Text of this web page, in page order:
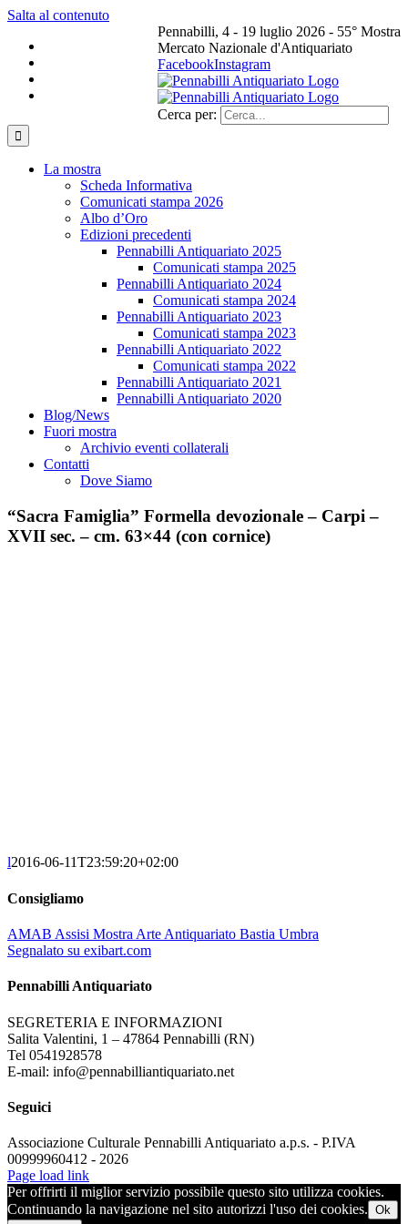
Salta al contenuto
Pennabilli, 4 - 19 luglio 2026 - 55° Mostra
Mercato Nazionale d'Antiquariato
FacebookInstagram
Cerca per:
La mostra
Scheda Informativa
Comunicati stampa 2026
Albo d’Oro
Edizioni precedenti
Pennabilli Antiquariato 2025
Comunicati stampa 2025
Pennabilli Antiquariato 2024
Comunicati stampa 2024
Pennabilli Antiquariato 2023
Comunicati stampa 2023
Pennabilli Antiquariato 2022
Comunicati stampa 2022
Pennabilli Antiquariato 2021
Pennabilli Antiquariato 2020
Blog/News
Fuori mostra
Archivio eventi collaterali
Contatti
Dove Siamo
“Sacra Famiglia” Formella devozionale – Carpi –
XVII sec. – cm. 63×44 (con cornice)
l2016-06-11T23:59:20+02:00
Consigliamo
AMAB Assisi Mostra Arte Antiquariato Bastia Umbra
Segnalato su exibart.com
Pennabilli Antiquariato
SEGRETERIA E INFORMAZIONI
Salita Valentini, 1 – 47864 Pennabilli (RN)
Tel 0541928578
E-mail: info@pennabilliantiquariato.net
Seguici
Associazione Culturale Pennabilli Antiquariato a.p.s. - P.IVA
00999960412 - 2026
Page load link
Per offrirti il miglior servizio possibile questo sito utilizza cookies.
Continuando la navigazione nel sito autorizzi l'uso dei cookies. Ok